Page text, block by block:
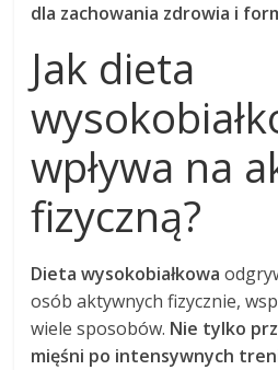
dla zachowania zdrowia i
Jak dieta
wpływa na
fizyczną?
Dieta wysokobiałkowa
osób aktywnych fizycznie,
wiele sposobów. Nie tylko
mięśni po intensywnych